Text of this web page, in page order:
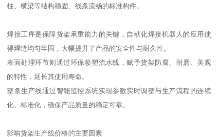
柱、横梁等结构稳固、线条流畅的标准构件。
焊接工序是保障货架承重能力的关键，自动化焊接机器人的应用使
得焊缝均匀牢固，大幅提升了产品的安全性与耐久性。
表面处理环节则通过环保喷塑流水线，赋予货架防腐、耐磨、美观
的特性，延长其使用寿命。
整条生产线通过智能监控系统实现参数实时调整与生产流程的连续
化、标准化，确保产品质量的稳定可靠。
影响货架生产线价格的主要因素